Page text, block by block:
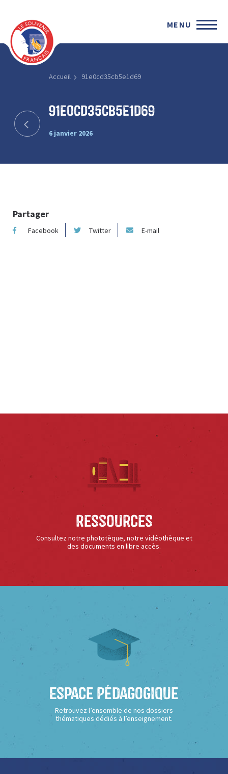
MENU
Accueil 91e0cd35cb5e1d69
91e0cd35cb5e1d69
6 janvier 2026
Partager
Facebook Twitter E-mail
Ressources
Consultez notre phototèque, notre vidéothèque et
des documents en libre accès.
Espace Pédagogique
Retrouvez l’ensemble de nos dossiers
thématiques dédiés à l’enseignement.